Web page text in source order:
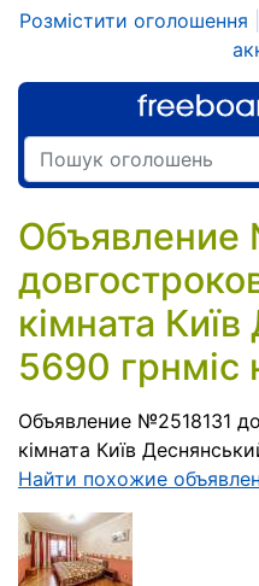
Розмістити оголошення
Объявление
кімната
5690 грнміс
Объявление №2518131
кімната Київ
Найти похожие